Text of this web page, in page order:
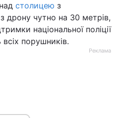
столицею з
дрону чутно на 30 метрів,
національної поліції
порушників.
Реклама